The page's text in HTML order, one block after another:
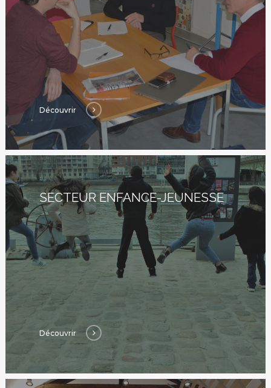
Découvrir
SECTEUR ENFANCE-JEUNESSE
Découvrir
Agenda
Blog
Bénévolat
Dons Et Adhésions
Réservation De
Contact